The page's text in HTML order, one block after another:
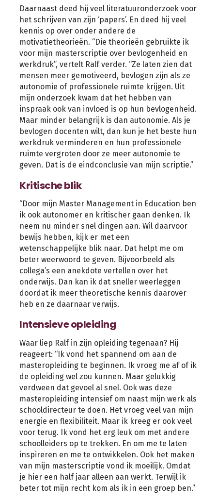
Daarnaast deed hij veel literatuuronderzoek voor
het schrijven van zijn ‘papers’. En deed hij veel
kennis op over onder andere de
motivatietheorieën. “Die theorieën gebruikte ik
voor mijn masterscriptie over bevlogenheid en
werkdruk”, vertelt Ralf verder. “Ze laten zien dat
mensen meer gemotiveerd, bevlogen zijn als ze
autonomie of professionele ruimte krijgen. Uit
mijn onderzoek kwam dat het hebben van
inspraak ook van invloed is op hun bevlogenheid.
Maar minder belangrijk is dan autonomie. Als je
bevlogen docenten wilt, dan kun je het beste hun
werkdruk verminderen en hun professionele
ruimte vergroten door ze meer autonomie te
geven. Dat is de eindconclusie van mijn scriptie.”
Kritische blik
“Door mijn Master Management in Education ben
ik ook autonomer en kritischer gaan denken. Ik
neem nu minder snel dingen aan. Wil daarvoor
bewijs hebben, kijk er met een
wetenschappelijke blik naar. Dat helpt me om
beter weerwoord te geven. Bijvoorbeeld als
collega’s een anekdote vertellen over het
onderwijs. Dan kan ik dat sneller weerleggen
doordat ik meer theoretische kennis daarover
heb en ze daarnaar verwijs.
Intensieve opleiding
Waar liep Ralf in zijn opleiding tegenaan? Hij
reageert: “Ik vond het spannend om aan de
masteropleiding te beginnen. Ik vroeg me af of ik
de opleiding wel zou kunnen. Maar gelukkig
verdween dat gevoel al snel. Ook was deze
masteropleiding intensief om naast mijn werk als
schooldirecteur te doen. Het vroeg veel van mijn
energie en flexibiliteit. Maar ik kreeg er ook veel
voor terug. Ik vond het erg leuk om met andere
schoolleiders op te trekken. En om me te laten
inspireren en me te ontwikkelen. Ook het maken
van mijn masterscriptie vond ik moeilijk. Omdat
je hier een half jaar alleen aan werkt. Terwijl ik
beter tot mijn recht kom als ik in een groep ben.”